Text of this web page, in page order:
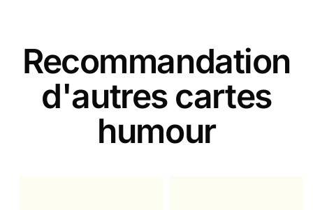
Recommandation
d'autres cartes
humour